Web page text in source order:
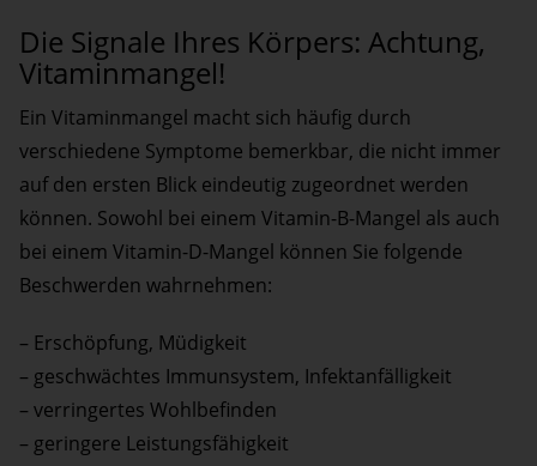
Die Signale Ihres Körpers: Achtung,
Vitaminmangel!
Ein Vitaminmangel macht sich häufig durch
verschiedene Symptome bemerkbar, die nicht immer
auf den ersten Blick eindeutig zugeordnet werden
können. Sowohl bei einem Vitamin-B-Mangel als auch
bei einem Vitamin-D-Mangel können Sie folgende
Beschwerden wahrnehmen:
– Erschöpfung, Müdigkeit
– geschwächtes Immunsystem, Infektanfälligkeit
– verringertes Wohlbefinden
– geringere Leistungsfähigkeit